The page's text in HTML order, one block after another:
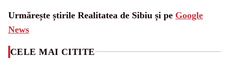
Urmărește știrile Realitatea de Sibiu și pe Google
News
CELE MAI CITITE